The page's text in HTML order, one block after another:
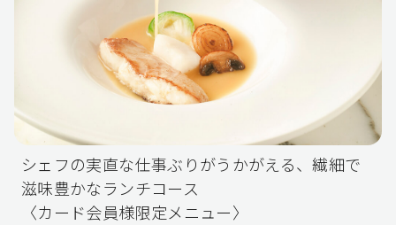
シェフの実直な仕事ぶりがうかがえる、繊細で
滋味豊かなランチコース
〈カード会員様限定メニュー〉